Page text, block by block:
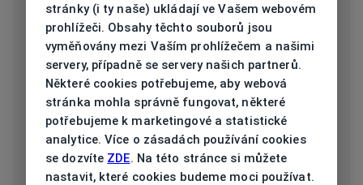
Druh obruby Sluneční
Určení Unisex
Typ obruby Celoobruba
Materiál
obruby
Plast
stránky (i ty naše) ukládají ve Vašem webovém
prohlížeči. Obsahy těchto souborů jsou
vyměňovány mezi Vaším prohlížečem a našimi
servery, případně se servery našich partnerů.
Některé cookies potřebujeme, aby webová
stránka mohla správně fungovat, některé
potřebujeme k marketingové a statistické
analytice. Více o zásadách používání cookies
se dozvíte ZDE. Na této stránce si můžete
nastavit, které cookies budeme moci používat.